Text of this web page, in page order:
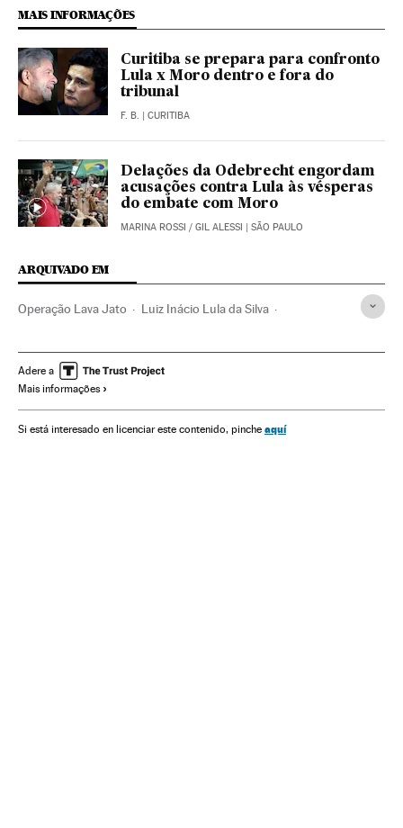
MAIS INFORMAÇÕES
Curitiba se prepara para confronto
Lula x Moro dentro e fora do
tribunal
F. B. | CURITIBA
Delações da Odebrecht engordam
acusações contra Lula às vésperas
do embate com Moro
MARINA ROSSI / GIL ALESSI | SÃO PAULO
ARQUIVADO EM
Operação Lava Jato Luiz Inácio Lula da Silva
Subornos Financiamento ilegal
Escândalos políticos
Polícia Corrupção Delitos fiscais Brasil
Adere a
Mais informações
Si está interesado en licenciar este contenido, pinche aquí